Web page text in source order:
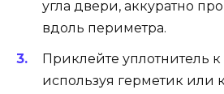
угла двери, аккуратно
вдоль периметра.
Приклейте уплотнитель
используя герметик или